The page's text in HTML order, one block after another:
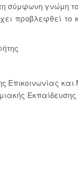
σύμφωνη γνώμη
προβλεφθεί το
Επικοινωνίας